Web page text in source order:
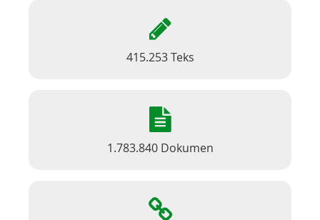
415.253 Teks
1.783.840 Dokumen